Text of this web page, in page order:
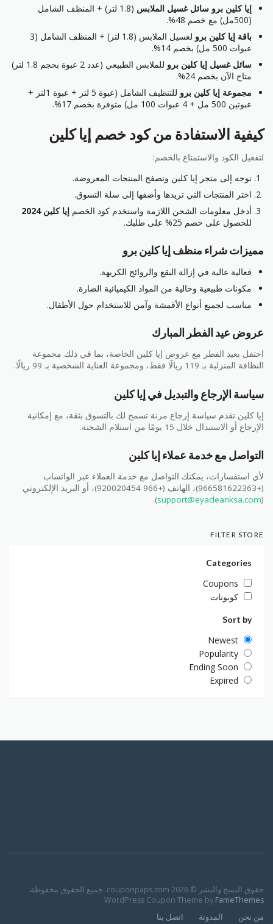
إيا كلين برو سائل غسيل الملابس
(1.8 لتر) + المنظف الشامل
(500مل) مع خصم 48%.
باقة إيا كلين برو
لغسيل الملابس (1.8 لتر) + المنظف الشامل (3
عبوات 500 مل) بخصم 14%.
سائل غسيل إيا كلين برو
للملابس الطبيعي (عدد 2 عبوة بحجم 1.8 لتر)
متاح الآن بخصم 24%.
مجموعة إيا كلين برو
للتنظيف الشامل (عبوة 5 لتر + عبوة 1لتر +
عبوتين 500 مل + 4 عبوات 100 مل) متوفرة بخصم 17%.
كيفية الاستفادة من كود خصم إيا كلين
لتفعيل الكود والاستمتاع بالخصم:
توجه إلى متجر إيا كلين وتصفح المنتجات المعروضة.
اختر المنتجات التي تريدها وأضفها إلى سلة التسوق.
أدخل معلومات الشحن اللازمة واستخدم كود الخصم إيا كلين 2024
للحصول على خصم 25% على طلبك.
مميزات شراء منظف إيا كلين برو
فعالية عالية في إزالة البقع والروائح الكريهة.
مكونات طبيعية وخالية من المواد الكيميائية الضارة.
مناسب لجميع أنواع الأقمشة وآمن للاستخدام حول الأطفال.
عروض عيد الفطر المبارك
احتفل بعيد الفطر مع عروض إيا كلين الخاصة، بما في ذلك مجموعة
النظافة المنزلية بـ 119 ريالًا فقط، ومجموعة العناية الشخصية بـ 99 ريالًا.
سياسة الإرجاع والتبديل في إيا كلين
إيا كلين تقدم سياسة إرجاع مرنة تسمح لك بالتسوق بثقة، مع إمكانية
الإرجاع أو الاستبدال خلال 15 يومًا من استلام الشحنة.
التواصل مع خدمة عملاء إيا كلين
لأي استفسارات، يمكنك التواصل مع خدمة العملاء عبر الواتساب
(+966581622363)، الهاتف (+966 920020454)، أو البريد الإلكتروني
(
support@eyacleanksa.com
).
FILTER STORE
Categories
Coupons
كوبونات
Sort by
Newest
Popularity
Ending Soon
Expired
حقوق النسخ والنشر © 2026 couponpaps.com. جميع الحقوق محفوظة.
WordPress Coupon Theme by FameThemes
من نحن
المدونة اتصل بنا